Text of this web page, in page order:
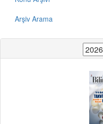
Arşiv Arama